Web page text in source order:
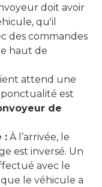
doit avoir
qu'il
des commandes
haut de
attend une
ponctualité est
de
: À l’arrivée, le
est inversé. Un
avec le
le véhicule a